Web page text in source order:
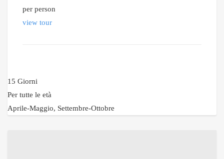
per person
view tour
15 Giorni
Per tutte le età
Aprile-Maggio, Settembre-Ottobre